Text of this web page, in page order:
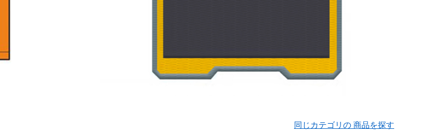
同じカテゴリの 商品を探す